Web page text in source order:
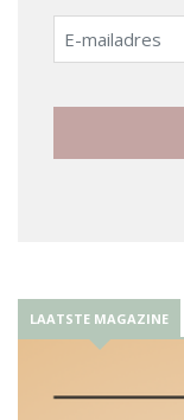
E-
mailadres
LAATSTE MAGAZINE